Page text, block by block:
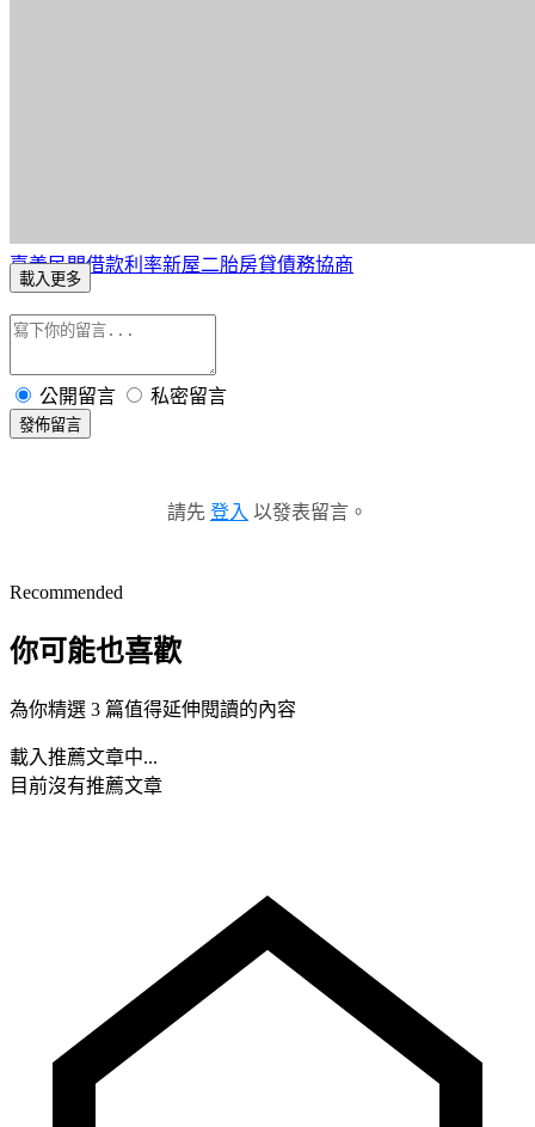
嘉義民間借款利率新屋二胎房貸債務協商
載入更多
公開留言 私密留言
發佈留言
請先 登入 以發表留言。
Recommended
你可能也喜歡
為你精選 3 篇值得延伸閱讀的內容
載入推薦文章中...
目前沒有推薦文章